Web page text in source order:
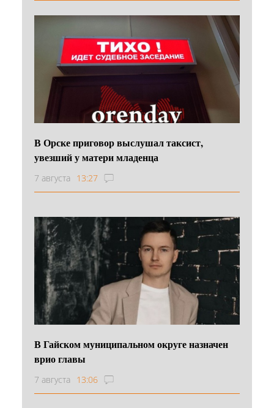
В Орске приговор выслушал таксист,
увезший у матери младенца
7 августа 13:27
В Гайском муниципальном округе назначен
врио главы
7 августа 13:06